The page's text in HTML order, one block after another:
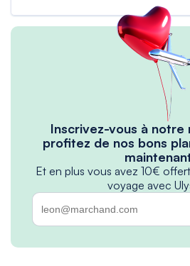
Inscrivez-vous à
profitez de nos bons
Et en plus vous avez 10€
voyage avec